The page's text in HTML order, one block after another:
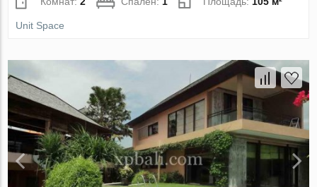
Unit Space